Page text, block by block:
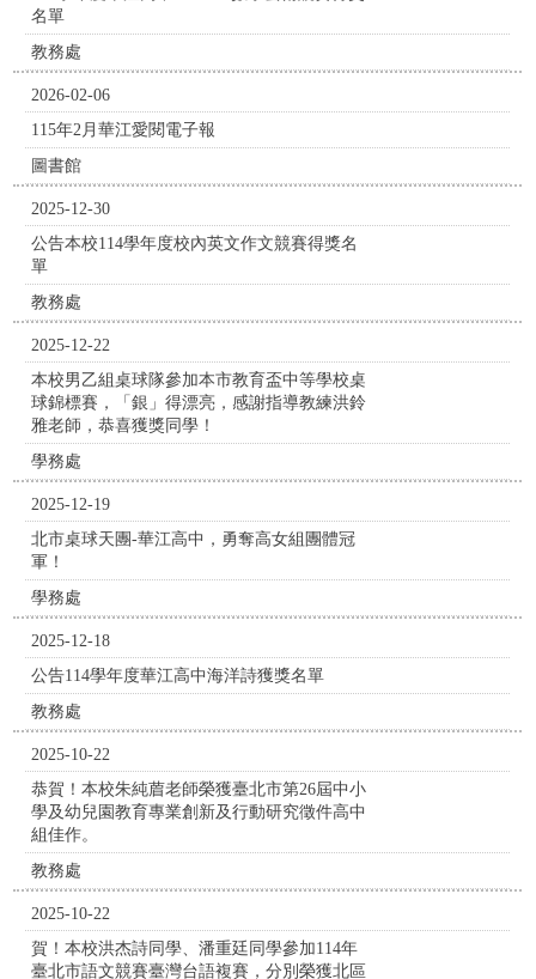
名單
教務處
2026-02-06
115年2月華江愛閱電子報
圖書館
2025-12-30
公告本校114學年度校內英文作文競賽得獎名
單
教務處
2025-12-22
本校男乙組桌球隊參加本市教育盃中等學校桌
球錦標賽，「銀」得漂亮，感謝指導教練洪鈴
雅老師，恭喜獲獎同學！
學務處
2025-12-19
北市桌球天團-華江高中，勇奪高女組團體冠
軍！
學務處
2025-12-18
公告114學年度華江高中海洋詩獲獎名單
教務處
2025-10-22
恭賀！本校朱純葿老師榮獲臺北市第26屆中小
學及幼兒園教育專業創新及行動研究徵件高中
組佳作。
教務處
2025-10-22
賀！本校洪杰詩同學、潘重廷同學參加114年
臺北市語文競賽臺灣台語複賽，分別榮獲北區